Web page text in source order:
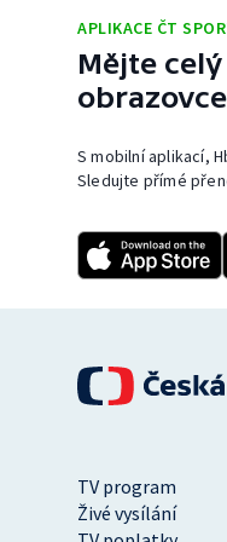
APLIKACE ČT
Mějte
S mobilní aplikací,
Sledujte přímé
TV program
Živé vysílání